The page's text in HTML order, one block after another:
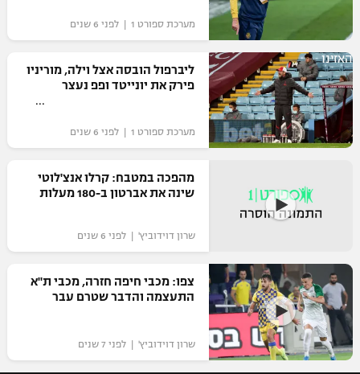
מערכת ספורט 1 | לפני 6 שנים
האזינו
ליברפול הובסה אצל וילה, מוריניו
פירק את יונייטד ופפ נעצר
מערכת ספורט 1 | לפני 6 שנים
מהפכה במטבח: קרלו אנצ'לוטי
שינה את אברטון ב-180 מעלות
שרון דוידוביץ' | לפני 6 שנים
צפו: מכבי חיפה חזרה, מכבי ת"א
התעצמה והדבר שטרם עבר
שרון דוידוביץ' | לפני 7 שנים